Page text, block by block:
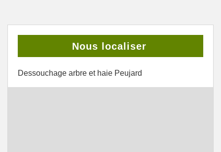
Nous localiser
Dessouchage arbre et haie Peujard